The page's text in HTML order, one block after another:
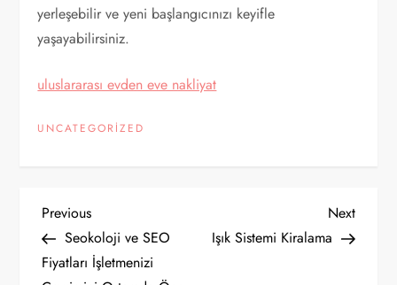
yerleşebilir ve yeni başlangıcınızı keyifle
yaşayabilirsiniz.
uluslararası evden eve nakliyat
UNCATEGORIZED
Y
a
Previous
Post
Previous
Seokoloji ve SEO
Fiyatları İşletmenizi
Next
Post
Next
Işık Sistemi Kiralama